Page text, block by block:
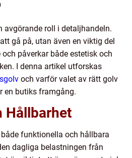
avgörande roll i detaljhandeln.
gå på, utan även en viktig del
påverkar både estetisk och
I denna artikel utforskas
och varför valet av rätt golv
en butiks framgång.
Hållbarhet
funktionella och hållbara
dagliga belastningen från